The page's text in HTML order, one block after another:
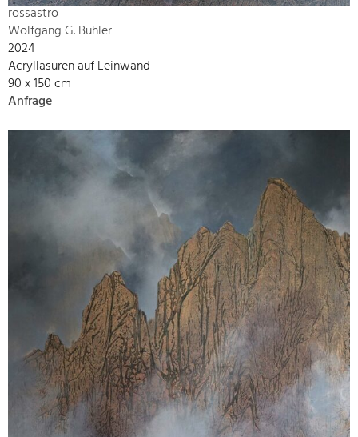
rossastro
Wolfgang G. Bühler
2024
Acryllasuren auf Leinwand
90 x 150 cm
Anfrage